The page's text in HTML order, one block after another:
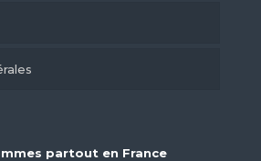
partout en France